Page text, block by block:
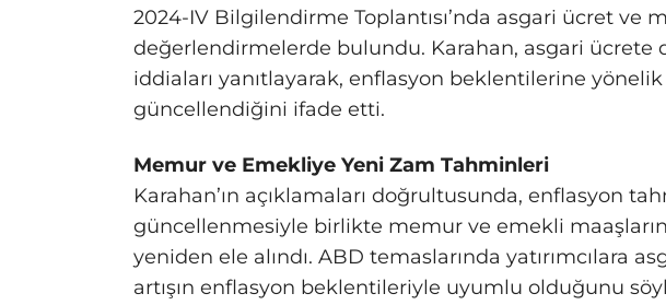
2024-IV Bilgilendirme Toplantısı’nda asgari ücret ve
değerlendirmelerde bulundu. Karahan, asgari ücrete
iddiaları yanıtlayarak, enflasyon beklentilerine
güncellendiğini ifade etti.
Memur ve Emekliye Yeni Zam Tahminleri
Karahan’ın açıklamaları doğrultusunda, enflasyon
güncellenmesiyle birlikte memur ve emekli
yeniden ele alındı. ABD temaslarında yatırımcılara
artışın enflasyon beklentileriyle uyumlu olduğunu